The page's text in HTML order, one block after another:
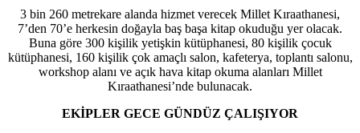
3 bin 260 metrekare alanda hizmet verecek Millet Kıraathanesi,
7’den 70’e herkesin doğayla baş başa kitap okuduğu yer olacak.
Buna göre 300 kişilik yetişkin kütüphanesi, 80 kişilik çocuk
kütüphanesi, 160 kişilik çok amaçlı salon, kafeterya, toplantı salonu,
workshop alanı ve açık hava kitap okuma alanları Millet
Kıraathanesi’nde bulunacak.
EKİPLER GECE GÜNDÜZ ÇALIŞIYOR